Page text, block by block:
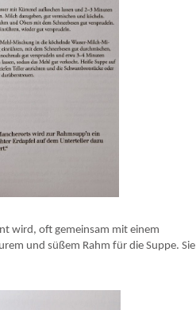
wird, oft gemeinsam mit einem
und süßem Rahm für die Suppe. Sie